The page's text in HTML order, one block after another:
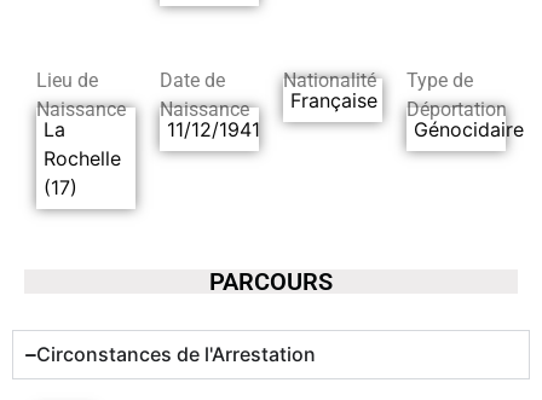
Lieu de
Naissance
La
Rochelle
(17)
Date de
Naissance
11/12/1941
Nationalité
Française
Type de
Déportation
Génocidaire
PARCOURS
Circonstances de l'Arrestation